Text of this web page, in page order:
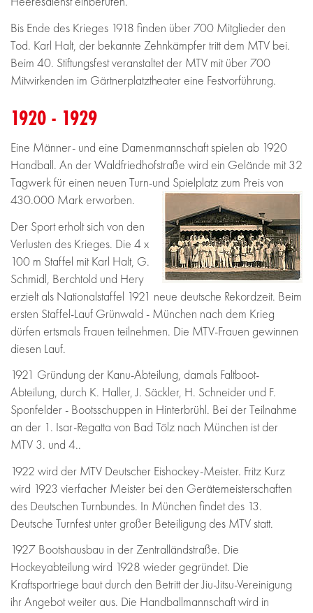
Bis Ende des Krieges 1918 finden über 700 Mitglieder den
Tod. Karl Halt, der bekannte Zehnkämpfer tritt dem MTV bei.
Beim 40. Stiftungsfest veranstaltet der MTV mit über 700
Mitwirkenden im Gärtnerplatztheater eine Festvorführung.
1920 - 1929
Eine Männer- und eine Damenmannschaft spielen ab 1920
Handball. An der Waldfriedhofstraße wird ein Gelände mit 32
Tagwerk für einen neuen Turn-und Spielplatz zum Preis von
430.000 Mark erworben.
Der Sport erholt sich von den
Verlusten des Krieges. Die 4 x
100 m Staffel mit Karl Halt, G.
Schmidl, Berchtold und Hery
erzielt als Nationalstaffel 1921 neue deutsche Rekordzeit. Beim
ersten Staffel-Lauf Grünwald - München nach dem Krieg
dürfen ertsmals Frauen teilnehmen. Die MTV-Frauen gewinnen
diesen Lauf.
1921 Gründung der Kanu-Abteilung, damals Faltboot-
Abteilung, durch K. Haller, J. Säckler, H. Schneider und F.
Sponfelder - Bootsschuppen in Hinterbrühl. Bei der Teilnahme
an der 1. Isar-Regatta von Bad Tölz nach München ist der
MTV 3. und 4..
1922 wird der MTV Deutscher Eishockey-Meister. Fritz Kurz
wird 1923 vierfacher Meister bei den Gerätemeisterschaften
des Deutschen Turnbundes. In München findet des 13.
Deutsche Turnfest unter großer Beteiligung des MTV statt.
1927 Bootshausbau in der Zentralländstraße. Die
Hockeyabteilung wird 1928 wieder gegründet. Die
Kraftsportriege baut durch den Betritt der Jiu-Jitsu-Vereinigung
ihr Angebot weiter aus. Die Handballmannschaft wird in